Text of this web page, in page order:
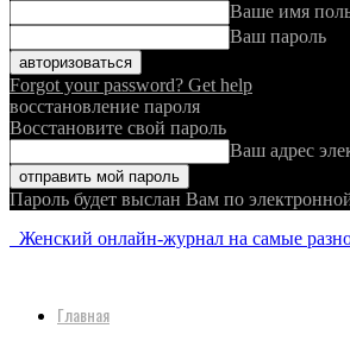
Ваше имя
Ваш пароль
Forgot your password? Get help
восстановление пароля
Восстановите свой пароль
Ваш адрес
Пароль будет выслан Вам по
Женский онлайн-журнал на самые
Главная